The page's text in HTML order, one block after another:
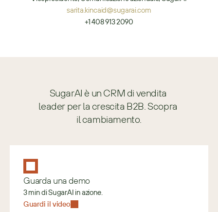
sarita.kincaid@sugarai.com
+1 408 913 2090
SugarAI è un CRM di vendita
leader per la crescita B2B. Scopra
il cambiamento.
Guarda una demo
3 min di SugarAI in azione.
Guardi il video